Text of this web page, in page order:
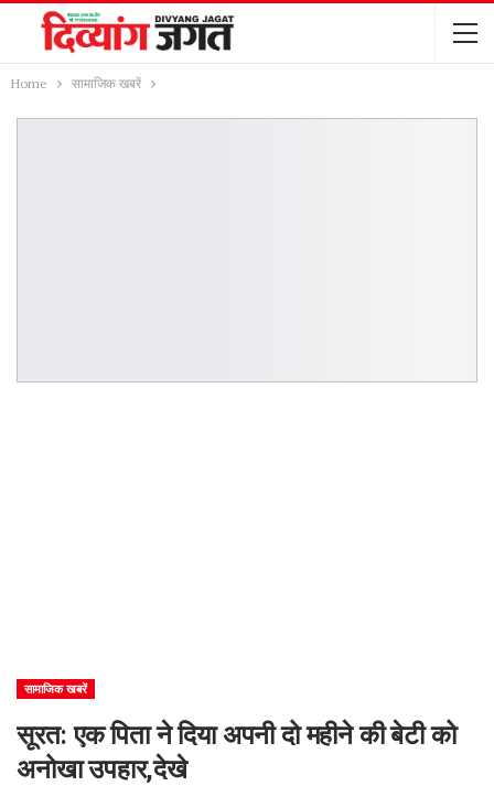
Home सामाजिक खबरें
सामाजिक खबरें
सूरत: एक पिता ने दिया अपनी दो महीने की बेटी को
अनोखा उपहार,देखे